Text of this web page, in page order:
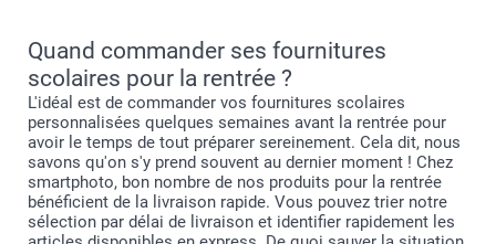
Quand commander ses fournitures
scolaires pour la rentrée ?
L'idéal est de commander vos fournitures scolaires
personnalisées quelques semaines avant la rentrée pour
avoir le temps de tout préparer sereinement. Cela dit, nous
savons qu'on s'y prend souvent au dernier moment ! Chez
smartphoto, bon nombre de nos produits pour la rentrée
bénéficient de la livraison rapide. Vous pouvez trier notre
sélection par délai de livraison et identifier rapidement les